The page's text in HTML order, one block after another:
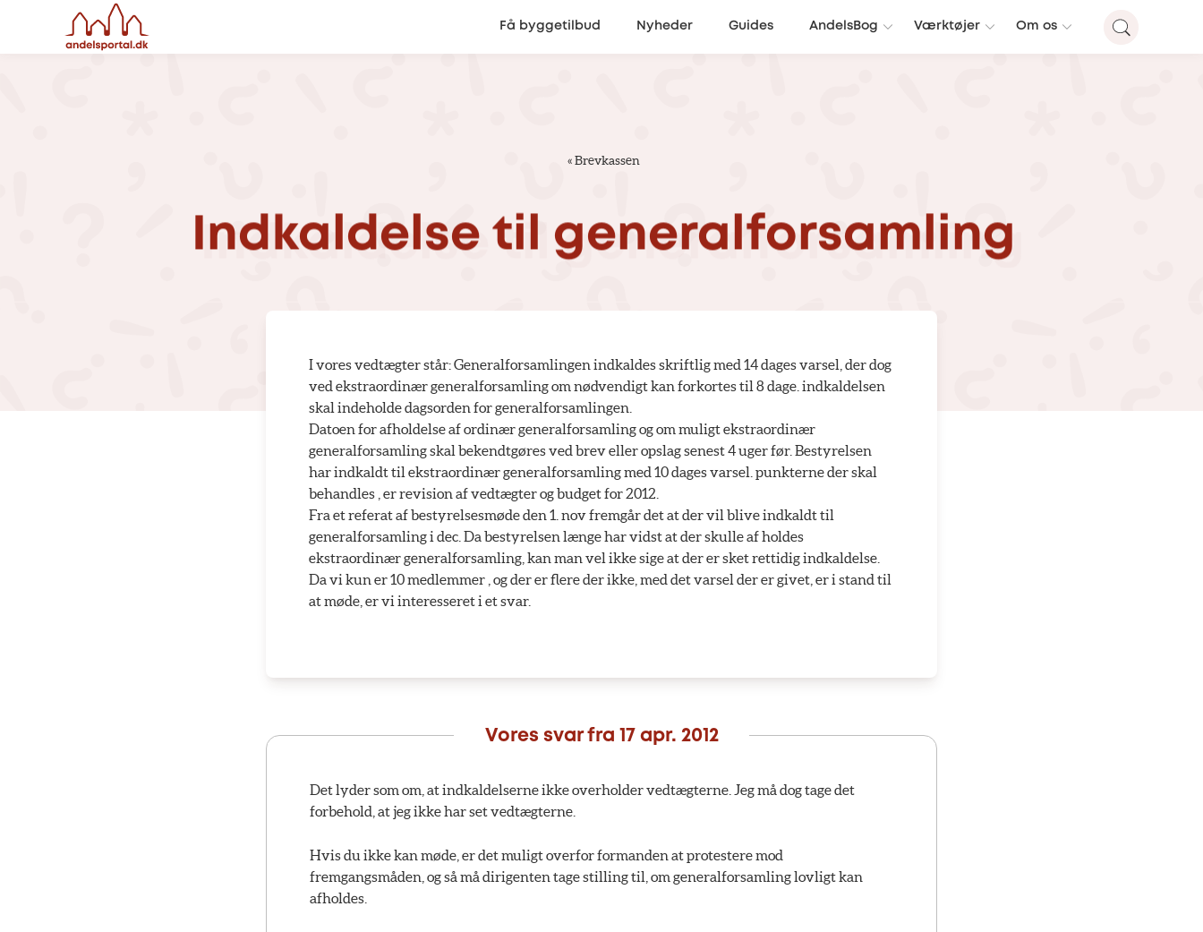
Få byggetilbud Nyheder Guides AndelsBog Værktøjer Om os
«Brevkassen
Indkaldelse til generalforsamling
I vores vedtægter står: Generalforsamlingen indkaldes skriftlig med 14 dages varsel, der dog
ved ekstraordinær generalforsamling om nødvendigt kan forkortes til 8 dage. indkaldelsen
skal indeholde dagsorden for generalforsamlingen.
Datoen for afholdelse af ordinær generalforsamling og om muligt ekstraordinær
generalforsamling skal bekendtgøres ved brev eller opslag senest 4 uger før. Bestyrelsen
har indkaldt til ekstraordinær generalforsamling med 10 dages varsel. punkterne der skal
behandles , er revision af vedtægter og budget for 2012.
Fra et referat af bestyrelsesmøde den 1. nov fremgår det at der vil blive indkaldt til
generalforsamling i dec. Da bestyrelsen længe har vidst at der skulle af holdes
ekstraordinær generalforsamling, kan man vel ikke sige at der er sket rettidig indkaldelse.
Da vi kun er 10 medlemmer , og der er flere der ikke, med det varsel der er givet, er i stand til
at møde, er vi interesseret i et svar.
Vores svar fra 17 apr. 2012
Det lyder som om, at indkaldelserne ikke overholder vedtægterne. Jeg må dog tage det
forbehold, at jeg ikke har set vedtægterne.
Hvis du ikke kan møde, er det muligt overfor formanden at protestere mod
fremgangsmåden, og så må dirigenten tage stilling til, om generalforsamling lovligt kan
afholdes.